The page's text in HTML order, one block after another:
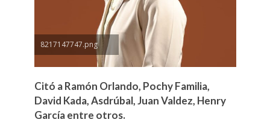
8217147747.png
Citó a Ramón Orlando, Pochy Familia,
David Kada, Asdrúbal, Juan Valdez, Henry
García entre otros.